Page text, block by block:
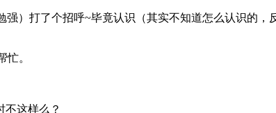
）打了个招呼~毕竟认识（其实不知道怎么认识的，
。
不这样么？